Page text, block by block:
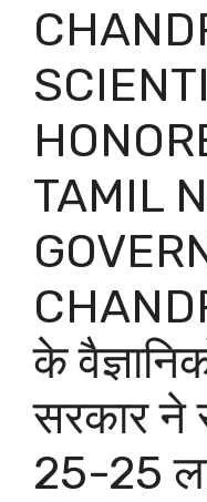
TAMIL
के
सरकार ने
25-25